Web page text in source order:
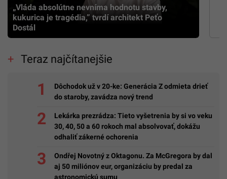
„Vláda absolútne nevníma hodnotu stavby,
kukurica je tragédia,” tvrdí architekt Peťo
Dostál
Teraz najčítanejšie
Dôchodok už v 20-ke: Generácia Z odmieta drieť
do staroby, zavádza nový trend
Lekárka prezrádza: Tieto vyšetrenia by si vo veku
30, 40, 50 a 60 rokoch mal absolvovať, dokážu
odhaliť zákerné ochorenia
Ondřej Novotný z Oktagonu. Za McGregora by dal
aj 50 miliónov eur, organizáciu by predal za
astronomickú sumu